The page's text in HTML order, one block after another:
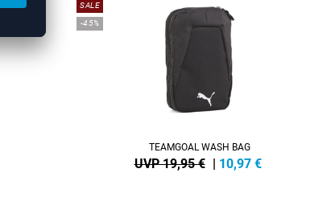
SALE
-45%
TEAMGOAL WASH BAG
UVP 19,95 € | 10,97 €